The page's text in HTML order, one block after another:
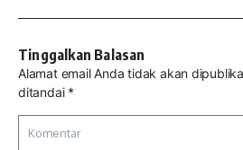
Tinggalkan Balasan
Alamat email Anda tidak akan
ditandai *